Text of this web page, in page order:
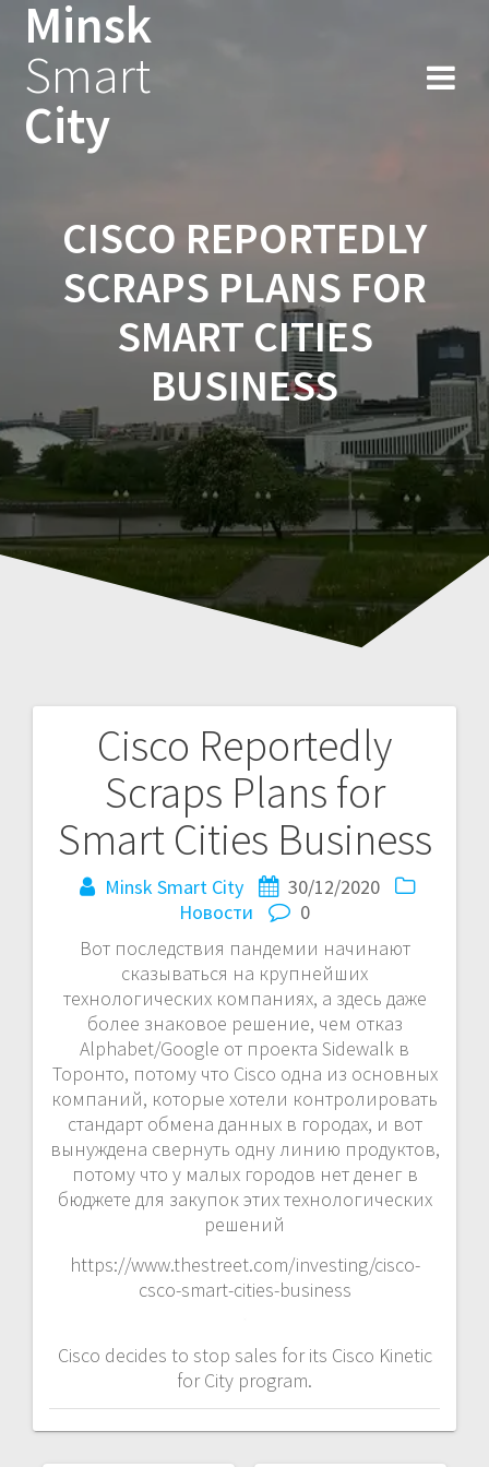
Minsk
Smart
City
CISCO REPORTEDLY
SCRAPS PLANS FOR
SMART CITIES
BUSINESS
Cisco Reportedly
Scraps Plans for
Smart Cities Business
Minsk Smart City
30/12/2020
Новости
0
Вот последствия пандемии начинают
сказываться на крупнейших
технологических компаниях, а здесь даже
более знаковое решение, чем отказ
Alphabet/Google от проекта Sidewalk в
Торонто, потому что Cisco одна из основных
компаний, которые хотели контролировать
стандарт обмена данных в городах, и вот
вынуждена свернуть одну линию продуктов,
потому что у малых городов нет денег в
бюджете для закупок этих технологических
решений
https://www.thestreet.com/investing/cisco-
csco-smart-cities-business
Cisco decides to stop sales for its Cisco Kinetic
for City program.
Навигация
записям